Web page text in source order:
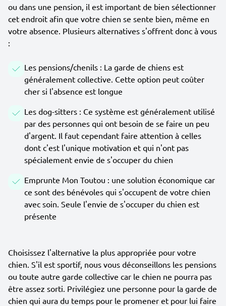
ou dans une pension, il est important de bien sélectionner
cet endroit afin que votre chien se sente bien, même en
votre absence. Plusieurs alternatives s'offrent donc à vous
:
Les pensions/chenils : La garde de chiens est
généralement collective. Cette option peut coûter
cher si l'absence est longue
Les dog-sitters : Ce système est généralement utilisé
par des personnes qui ont besoin de se faire un peu
d'argent. Il faut cependant faire attention à celles
dont c'est l'unique motivation et qui n'ont pas
spécialement envie de s'occuper du chien
Emprunte Mon Toutou : une solution économique car
ce sont des bénévoles qui s'occupent de votre chien
avec soin. Seule l'envie de s'occuper du chien est
présente
Choisissez l'alternative la plus appropriée pour votre
chien. S'il est sportif, nous vous déconseillons les pensions
ou toute autre garde collective car le chien ne pourra pas
être assez sorti. Privilégiez une personne pour la garde de
chien qui aura du temps pour le promener et pour lui faire